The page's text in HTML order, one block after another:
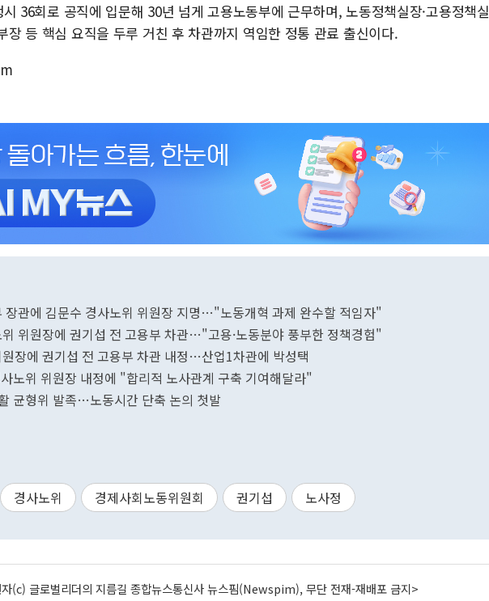
36회로 공직에 입문해 30년 넘게 고용노동부에 근무하며, 노동정책실장·고용정책실
장 등 핵심 요직을 두루 거친 후 차관까지 역임한 정통 관료 출신이다.
장관에 김문수 경사노위 위원장 지명…"노동개혁 과제 완수할 적임자"
위원장에 권기섭 전 고용부 차관…"고용·노동분야 풍부한 정책경험"
장에 권기섭 전 고용부 차관 내정…산업1차관에 박성택
노위 위원장 내정에 "합리적 노사관계 구축 기여해달라"
균형위 발족…노동시간 단축 논의 첫발
경사노위 경제사회노동위원회 권기섭 노사정
(c) 글로벌리더의 지름길 종합뉴스통신사 뉴스핌(Newspim), 무단 전재-재배포 금지>